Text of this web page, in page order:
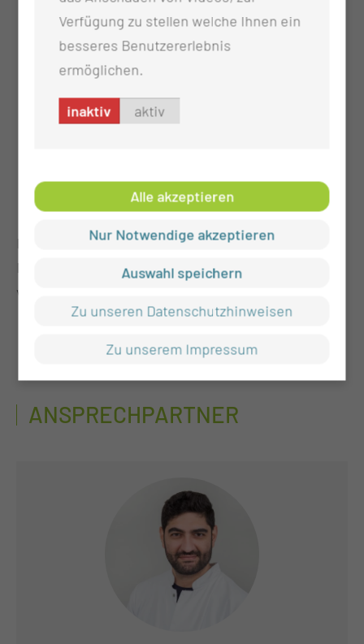
funktionelle Läsionen
Thermokoagulation bei Trigeminusneuralgie
Mikrovasculäre Dekompression (JANETTA-
DREZ-Läsion bei Deafferenzierungsschmerz
Intrathekale Pumpensysteme
Implantation programmierbarer
Medikamentenpumpen zur intrathekalen Therapie
von:
Spastik
ANSPRECHPARTNER
Verfügung zu stellen welche Ihnen ein
besseres Benutzererlebnis
ermöglichen.
inaktiv aktiv
Alle akzeptieren
Nur Notwendige akzeptieren
Auswahl speichern
Zu unseren Datenschutzhinweisen
Zu unserem Impressum